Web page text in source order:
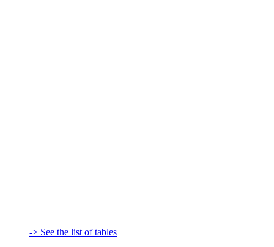
-> See the list of tables